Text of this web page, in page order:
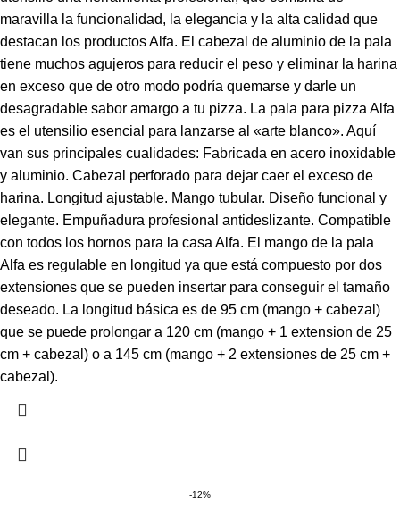
maravilla la funcionalidad, la elegancia y la alta calidad que
destacan los productos Alfa. El cabezal de aluminio de la pala
tiene muchos agujeros para reducir el peso y eliminar la harina
en exceso que de otro modo podría quemarse y darle un
desagradable sabor amargo a tu pizza. La pala para pizza Alfa
es el utensilio esencial para lanzarse al «arte blanco». Aquí
van sus principales cualidades: Fabricada en acero inoxidable
y aluminio. Cabezal perforado para dejar caer el exceso de
harina. Longitud ajustable. Mango tubular. Diseño funcional y
elegante. Empuñadura profesional antideslizante. Compatible
con todos los hornos para la casa Alfa. El mango de la pala
Alfa es regulable en longitud ya que está compuesto por dos
extensiones que se pueden insertar para conseguir el tamaño
deseado. La longitud básica es de 95 cm (mango + cabezal)
que se puede prolongar a 120 cm (mango + 1 extension de 25
cm + cabezal) o a 145 cm (mango + 2 extensiones de 25 cm +
cabezal).
-12%